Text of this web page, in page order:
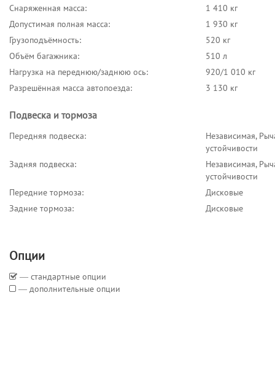
Снаряженная масса:
1 410 кг
Допустимая полная масса:
1 930 кг
Грузоподъёмность:
520 кг
Объём багажника:
510 л
Нагрузка на переднюю/заднюю ось:
920/1 010 кг
Разрешённая масса автопоезда:
3 130 кг
Подвеска и тормоза
Передняя подвеска:
Независимая,
устойчивости
Задняя подвеска:
Независимая,
устойчивости
Передние тормоза:
Дисковые
Задние тормоза:
Дисковые
Опции
― стандартные опции
― дополнительные опции